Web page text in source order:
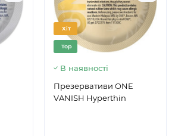
Хіт
Top
В наявності
Презервативи ONE
VANISH Hyperthin